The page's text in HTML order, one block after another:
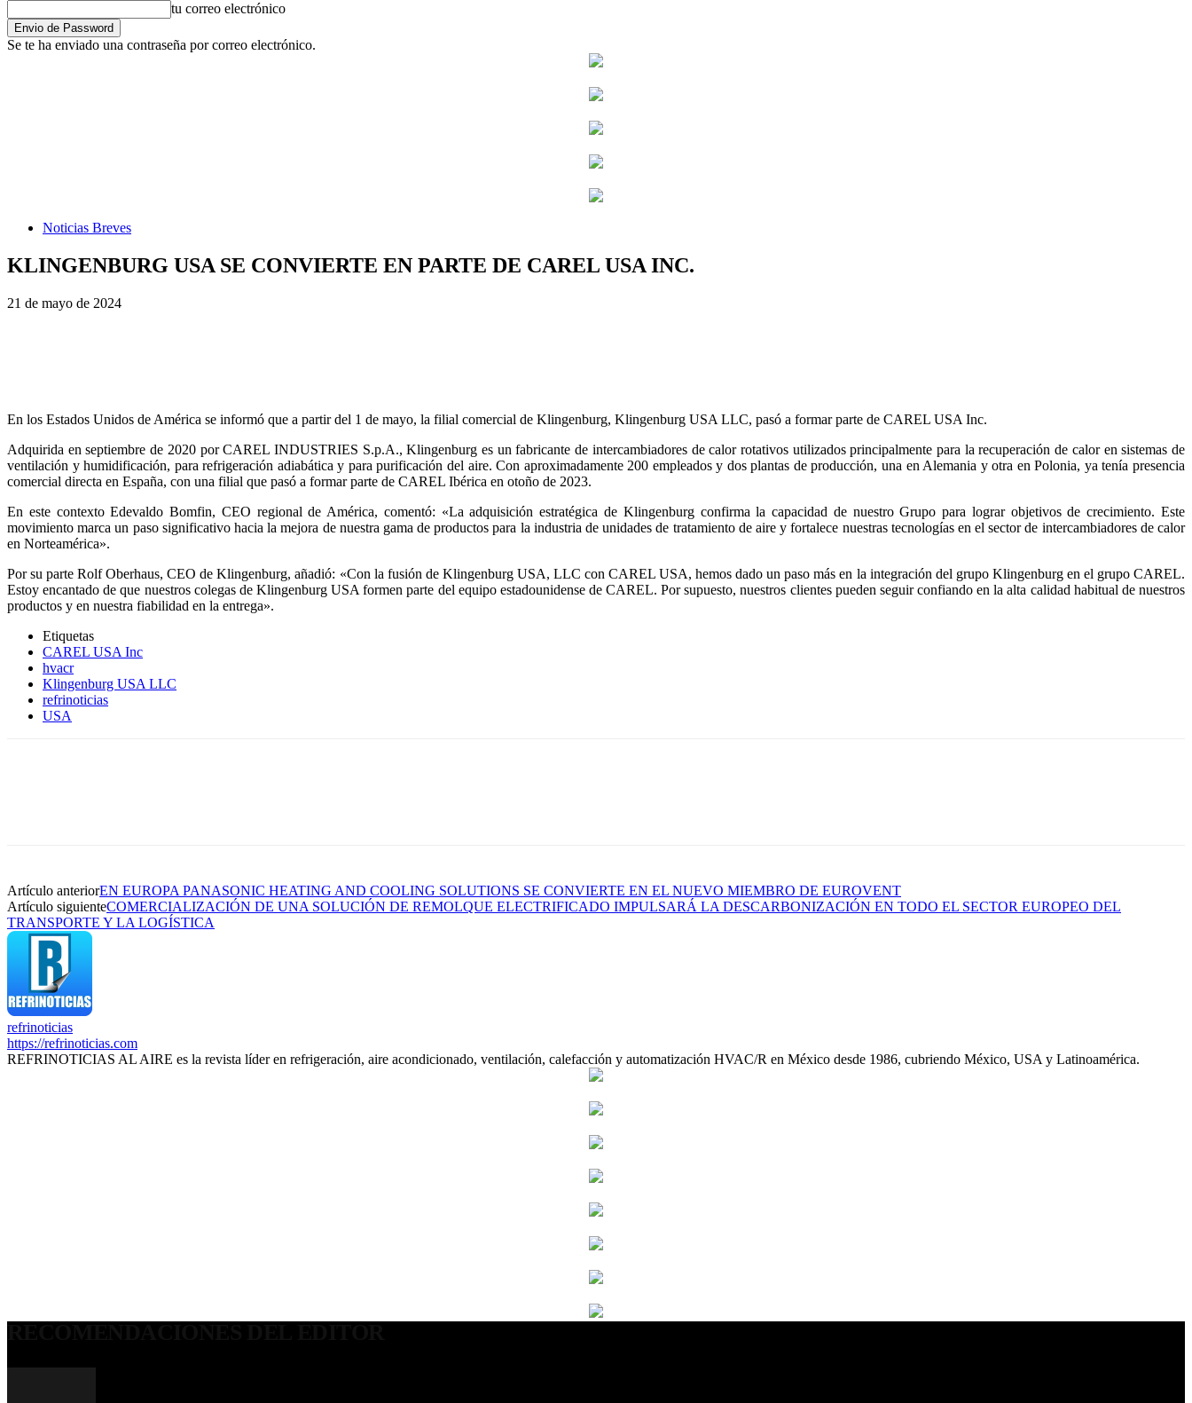
tu correo electrónico
Se te ha enviado una contraseña por correo electrónico.
Noticias Breves
KLINGENBURG USA SE CONVIERTE EN PARTE DE CAREL USA INC.
21 de mayo de 2024
En los Estados Unidos de América se informó que a partir del 1 de mayo, la filial comercial de Klingenburg, Klingenburg USA LLC, pasó a formar parte de CAREL USA Inc.
Adquirida en septiembre de 2020 por CAREL INDUSTRIES S.p.A., Klingenburg es un fabricante de intercambiadores de calor rotativos utilizados principalmente para la recuperación de calor en sistemas de
ventilación y humidificación, para refrigeración adiabática y para purificación del aire. Con aproximadamente 200 empleados y dos plantas de producción, una en Alemania y otra en Polonia, ya tenía presencia
comercial directa en España, con una filial que pasó a formar parte de CAREL Ibérica en otoño de 2023.
En este contexto Edevaldo Bomfin, CEO regional de América, comentó: «La adquisición estratégica de Klingenburg confirma la capacidad de nuestro Grupo para lograr objetivos de crecimiento. Este
movimiento marca un paso significativo hacia la mejora de nuestra gama de productos para la industria de unidades de tratamiento de aire y fortalece nuestras tecnologías en el sector de intercambiadores de calor
en Norteamérica».
Por su parte Rolf Oberhaus, CEO de Klingenburg, añadió: «Con la fusión de Klingenburg USA, LLC con CAREL USA, hemos dado un paso más en la integración del grupo Klingenburg en el grupo CAREL.
Estoy encantado de que nuestros colegas de Klingenburg USA formen parte del equipo estadounidense de CAREL. Por supuesto, nuestros clientes pueden seguir confiando en la alta calidad habitual de nuestros
productos y en nuestra fiabilidad en la entrega».
Etiquetas
CAREL USA Inc
hvacr
Klingenburg USA LLC
refrinoticias
USA
Artículo anteriorEN EUROPA PANASONIC HEATING AND COOLING SOLUTIONS SE CONVIERTE EN EL NUEVO MIEMBRO DE EUROVENT
Artículo siguienteCOMERCIALIZACIÓN DE UNA SOLUCIÓN DE REMOLQUE ELECTRIFICADO IMPULSARÁ LA DESCARBONIZACIÓN EN TODO EL SECTOR EUROPEO DEL
TRANSPORTE Y LA LOGÍSTICA
refrinoticias
https://refrinoticias.com
REFRINOTICIAS AL AIRE es la revista líder en refrigeración, aire acondicionado, ventilación, calefacción y automatización HVAC/R en México desde 1986, cubriendo México, USA y Latinoamérica.